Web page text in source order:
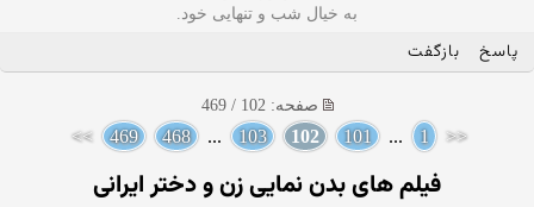
به خیال شب و تنهایی خود.
پاسخ بازگفت
صفحه: 102 / 469
<<
1
...
101
102
103
...
468
469
>>
فیلم های بدن نمایی زن و دختر ایرانی